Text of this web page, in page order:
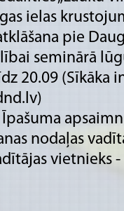
ielas
pie
seminārā
20.09 (Sīkāka
nodaļas
vietnieks